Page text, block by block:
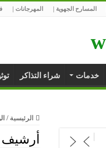
المسارح الجهوية | المهرجانات |
خدمات شراء التذاكر
الرئيسية /